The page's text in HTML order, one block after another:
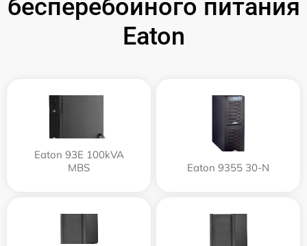
бесперебойного питания
Eaton
Eaton 93E 100kVA
MBS
Eaton 9355 30-N